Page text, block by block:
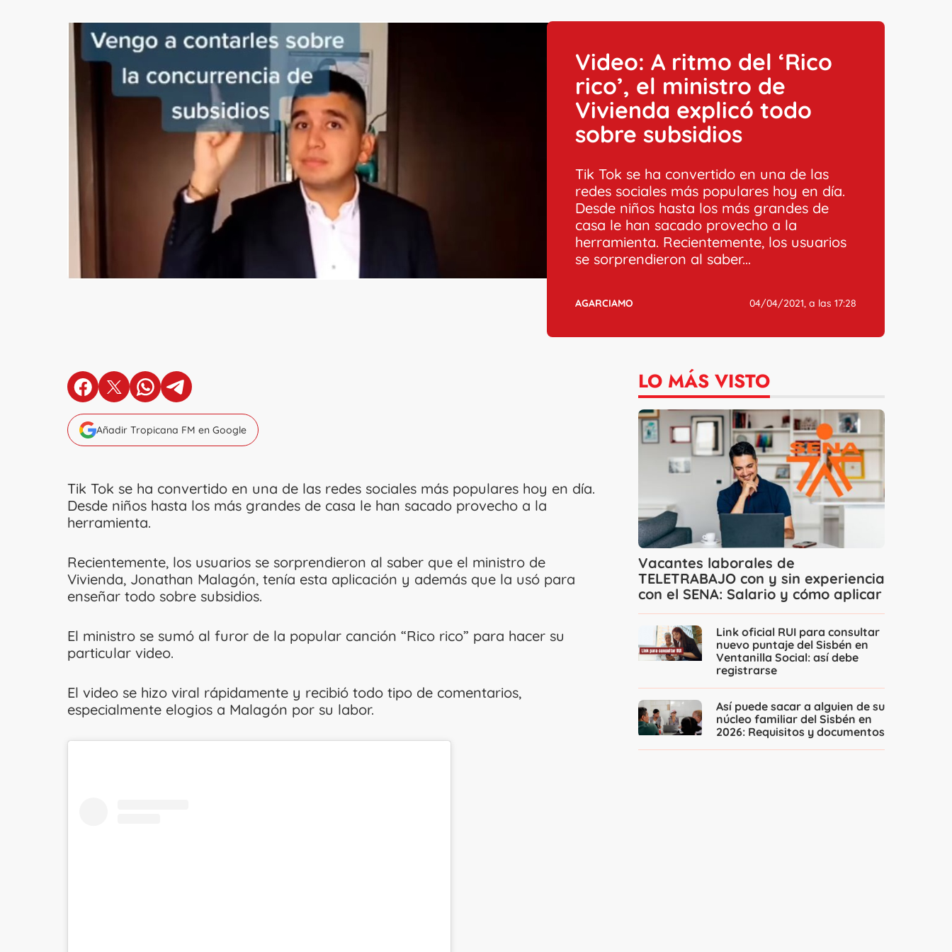
Video: A ritmo del ‘Rico
rico’, el ministro de
Vivienda explicó todo
sobre subsidios
Tik Tok se ha convertido en una de las
redes sociales más populares hoy en día.
Desde niños hasta los más grandes de
casa le han sacado provecho a la
herramienta. Recientemente, los usuarios
se sorprendieron al saber...
AGARCIAMO 04/04/2021, a las 17:28
en Facebook
en X en Whatsapp
en Telegram
Añadir Tropicana FM en Google
Tik Tok se ha convertido en una de las redes sociales más populares hoy en día.
Desde niños hasta los más grandes de casa le han sacado provecho a la
herramienta.
Recientemente, los usuarios se sorprendieron al saber que el ministro de
Vivienda, Jonathan Malagón, tenía esta aplicación y además que la usó para
enseñar todo sobre subsidios.
El ministro se sumó al furor de la popular canción “Rico rico” para hacer su
particular video.
El video se hizo viral rápidamente y recibió todo tipo de comentarios,
especialmente elogios a Malagón por su labor.
LO MÁS VISTO
Vacantes laborales de
TELETRABAJO con y sin experiencia
con el SENA: Salario y cómo aplicar
Link oficial RUI para consultar
nuevo puntaje del Sisbén en
Ventanilla Social: así debe
registrarse
Así puede sacar a alguien de su
núcleo familiar del Sisbén en
2026: Requisitos y documentos